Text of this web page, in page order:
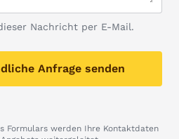
Nachricht per E-Mail.
Anfrage senden
Formulars werden Ihre Kontaktdaten